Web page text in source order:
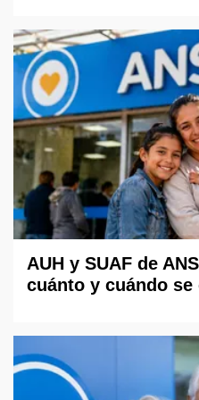
AUH y SUAF de
cuánto y cuándo se